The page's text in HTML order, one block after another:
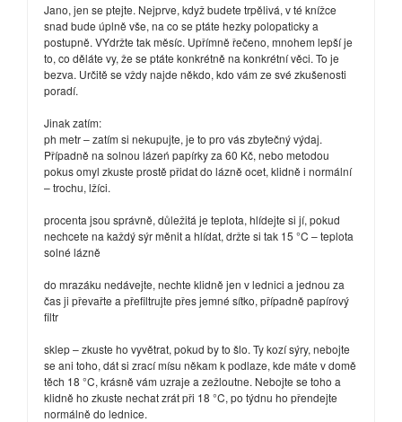
Jano, jen se ptejte. Nejprve, když budete trpělivá, v té knížce
snad bude úplně vše, na co se ptáte hezky polopaticky a
postupně. VYdržte tak měsíc. Upřímně řečeno, mnohem lepší je
to, co děláte vy, že se ptáte konkrétně na konkrétní věci. To je
bezva. Určitě se vždy najde někdo, kdo vám ze své zkušenosti
poradí.
Jinak zatím:
ph metr – zatím si nekupujte, je to pro vás zbytečný výdaj.
Případně na solnou lázeń papírky za 60 Kč, nebo metodou
pokus omyl zkuste prostě přidat do lázně ocet, klidně i normální
– trochu, lžíci.
procenta jsou správně, důležitá je teplota, hlídejte si jí, pokud
nechcete na každý sýr měnit a hlídat, držte si tak 15 °C – teplota
solné lázně
do mrazáku nedávejte, nechte klidně jen v lednici a jednou za
čas ji převařte a přefiltrujte přes jemné sítko, případně papírový
filtr
sklep – zkuste ho vyvětrat, pokud by to šlo. Ty kozí sýry, nebojte
se ani toho, dát si zrací mísu někam k podlaze, kde máte v domě
těch 18 °C, krásně vám uzraje a zežloutne. Nebojte se toho a
klidně ho zkuste nechat zrát při 18 °C, po týdnu ho přendejte
normálně do lednice.